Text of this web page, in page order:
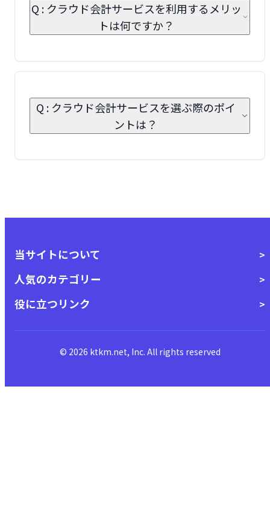
Q : クラウド会計サービスを利用するメリッ
トは何ですか？
Q : クラウド会計サービスを選ぶ際のポイ
ントは？
当サイトについて
人気のカテゴリー
役に立つリンク
© 2026 ktkm.net, Inc. All rights reserved